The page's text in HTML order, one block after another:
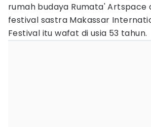
rumah budaya Rumata' Artspace
festival sastra Makassar
Festival itu wafat di usia 53 tahun.